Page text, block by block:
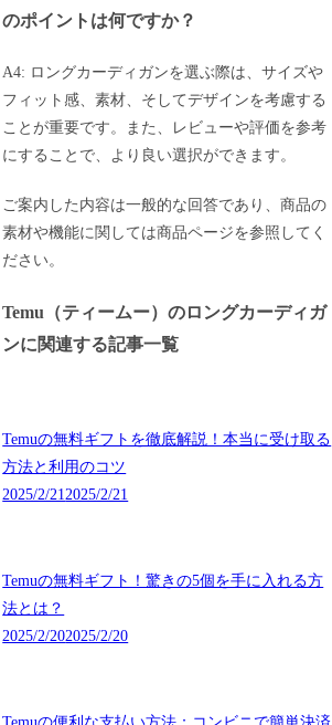
のポイントは何ですか？
A4: ロングカーディガンを選ぶ際は、サイズや
フィット感、素材、そしてデザインを考慮する
ことが重要です。また、レビューや評価を参考
にすることで、より良い選択ができます。
ご案内した内容は一般的な回答であり、商品の
素材や機能に関しては商品ページを参照してく
ださい。
Temu（ティームー）のロングカーディガ
ンに関連する記事一覧
Temuの無料ギフトを徹底解説！本当に受け取る
方法と利用のコツ
2025/2/212025/2/21
Temuの無料ギフト！驚きの5個を手に入れる方
法とは？
2025/2/202025/2/20